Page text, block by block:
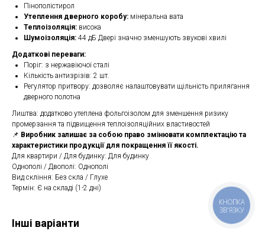
Пінополістирол
Утеплення дверного коробу: мінеральна вата
Теплоізоляція: висока
Шумоізоляція: 44 дБ Двері значно зменшують звукові хвилі
Додаткові переваги:
Поріг: з нержавіючої сталі
Кількість антизрізів: 2 шт.
Регулятор притвору: дозволяє налаштовувати щільність прилягання
дверного полотна
Лиштва: додатково утеплена фольгоізолом для зменшення ризику
промерзання та підвищення теплоізоляційних властивостей
📌 Виробник залишає за собою право змінювати комплектацію та
характеристики продукції для покращення її якості.
Для квартири / Для будинку: Для будинку
Однополі / Двополі: Однополі
Вид скління: Без скла / Глухе
Термін: Є на складі (1-2 дні)
Інші варіанти
КНОПКА
ЗВ'ЯЗКУ